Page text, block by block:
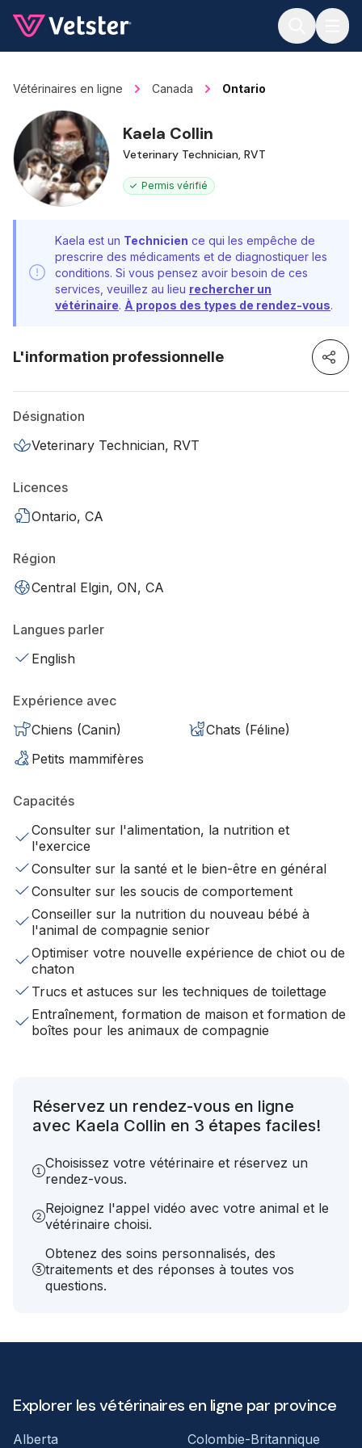
Vétérinaires en ligne Canada Ontario
Kaela Collin
Veterinary Technician, RVT
Permis vérifié
Kaela est un Technicien ce qui les empêche de
prescrire des médicaments et de diagnostiquer les
conditions. Si vous pensez avoir besoin de ces
services, veuillez au lieu rechercher un
vétérinaire. À propos des types de rendez-vous.
L'information professionnelle
Désignation
Veterinary Technician, RVT
Licences
Ontario, CA
Région
Central Elgin, ON, CA
Langues parler
English
Expérience avec
Chiens (Canin)
Chats (Féline)
Petits mammifères
Capacités
Consulter sur l'alimentation, la nutrition et
l'exercice
Consulter sur la santé et le bien-être en général
Consulter sur les soucis de comportement
Conseiller sur la nutrition du nouveau bébé à
l'animal de compagnie senior
Optimiser votre nouvelle expérience de chiot ou de
chaton
Trucs et astuces sur les techniques de toilettage
Entraînement, formation de maison et formation de
boîtes pour les animaux de compagnie
Réservez un rendez-vous en ligne
avec Kaela Collin en 3 étapes faciles!
Choisissez votre vétérinaire et réservez un
rendez-vous.
Rejoignez l'appel vidéo avec votre animal et le
vétérinaire choisi.
Obtenez des soins personnalisés, des
traitements et des réponses à toutes vos
questions.
Explorer les vétérinaires en ligne par province
Alberta Colombie-Britannique